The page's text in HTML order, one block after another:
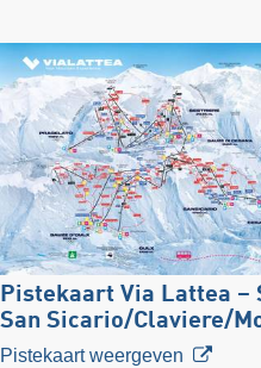
Pistekaart Via Lattea –
San Sicario/​Claviere/​
Pistekaart weergeven